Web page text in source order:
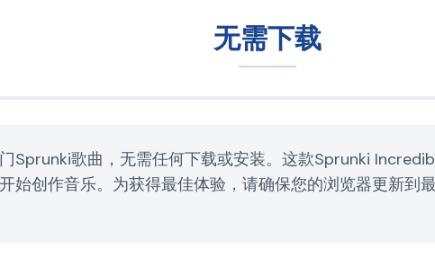
无需下载
Sprunki歌曲，无需任何下载或安装。这款Sprunki
始创作音乐。为获得最佳体验，请确保您的浏览器更新到